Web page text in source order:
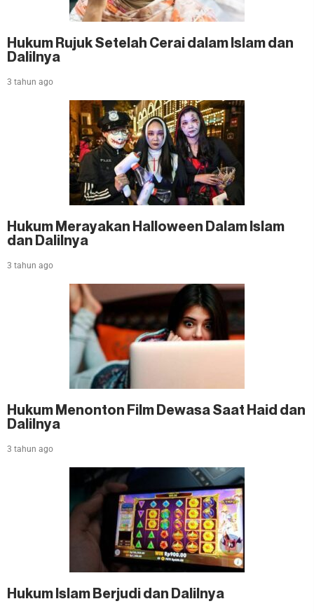
Hukum Rujuk Setelah Cerai dalam Islam dan
Dalilnya
3 tahun ago
Hukum Merayakan Halloween Dalam Islam
dan Dalilnya
3 tahun ago
Hukum Menonton Film Dewasa Saat Haid dan
Dalilnya
3 tahun ago
Hukum Islam Berjudi dan Dalilnya